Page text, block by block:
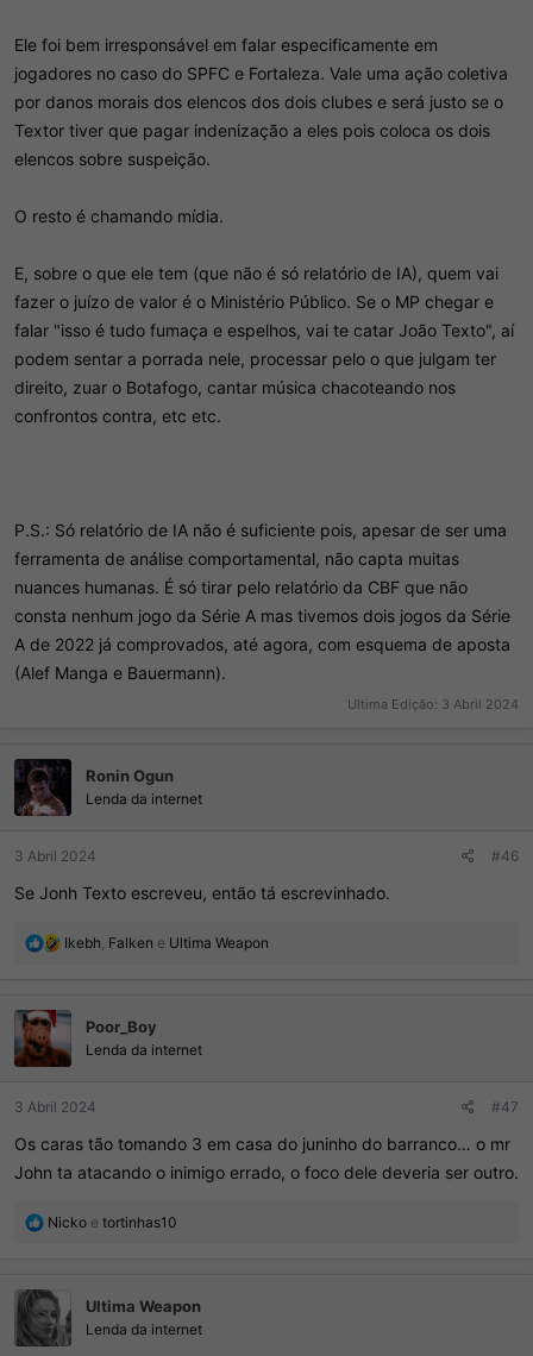
Ele foi bem irresponsável em falar especificamente em
jogadores no caso do SPFC e Fortaleza. Vale uma ação coletiva
por danos morais dos elencos dos dois clubes e será justo se o
Textor tiver que pagar indenização a eles pois coloca os dois
elencos sobre suspeição.
O resto é chamando mídia.
E, sobre o que ele tem (que não é só relatório de IA), quem vai
fazer o juízo de valor é o Ministério Público. Se o MP chegar e
falar "isso é tudo fumaça e espelhos, vai te catar João Texto", aí
podem sentar a porrada nele, processar pelo o que julgam ter
direito, zuar o Botafogo, cantar música chacoteando nos
confrontos contra, etc etc.
P.S.: Só relatório de IA não é suficiente pois, apesar de ser uma
ferramenta de análise comportamental, não capta muitas
nuances humanas. É só tirar pelo relatório da CBF que não
consta nenhum jogo da Série A mas tivemos dois jogos da Série
A de 2022 já comprovados, até agora, com esquema de aposta
(Alef Manga e Bauermann).
Ultima Edição: 3 Abril 2024
Ronin Ogun
Lenda da internet
3 Abril 2024 #46
Se Jonh Texto escreveu, então tá escrevinhado.
R
õ
e
s
Ikebh Falken e Ultima Weapon
Poor_Boy
Lenda da internet
3 Abril 2024 #47
Os caras tão tomando 3 em casa do juninho do barranco… o mr
John ta atacando o inimigo errado, o foco dele deveria ser outro.
R
õ
e
s
Nicko e tortinhas10
Ultima Weapon
Lenda da internet